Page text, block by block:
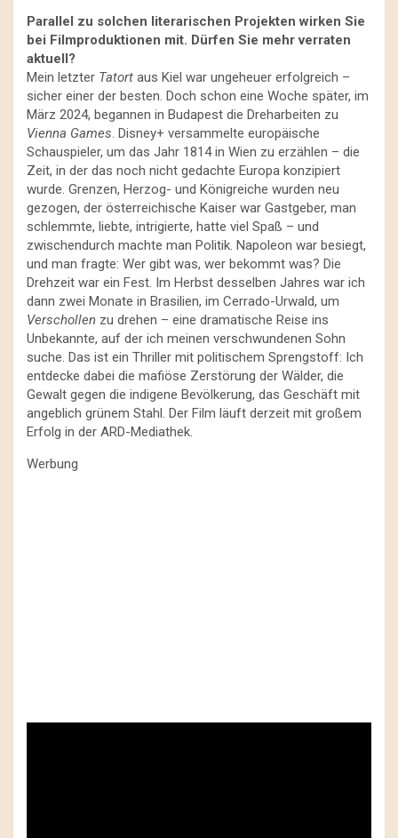
Parallel zu solchen literarischen Projekten wirken Sie
bei Filmproduktionen mit. Dürfen Sie mehr verraten
aktuell?
Mein letzter Tatort aus Kiel war ungeheuer erfolgreich –
sicher einer der besten. Doch schon eine Woche später, im
März 2024, begannen in Budapest die Dreharbeiten zu
Vienna Games. Disney+ versammelte europäische
Schauspieler, um das Jahr 1814 in Wien zu erzählen – die
Zeit, in der das noch nicht gedachte Europa konzipiert
wurde. Grenzen, Herzog- und Königreiche wurden neu
gezogen, der österreichische Kaiser war Gastgeber, man
schlemmte, liebte, intrigierte, hatte viel Spaß – und
zwischendurch machte man Politik. Napoleon war besiegt,
und man fragte: Wer gibt was, wer bekommt was? Die
Drehzeit war ein Fest. Im Herbst desselben Jahres war ich
dann zwei Monate in Brasilien, im Cerrado-Urwald, um
Verschollen zu drehen – eine dramatische Reise ins
Unbekannte, auf der ich meinen verschwundenen Sohn
suche. Das ist ein Thriller mit politischem Sprengstoff: Ich
entdecke dabei die mafiöse Zerstörung der Wälder, die
Gewalt gegen die indigene Bevölkerung, das Geschäft mit
angeblich grünem Stahl. Der Film läuft derzeit mit großem
Erfolg in der ARD-Mediathek.
Werbung